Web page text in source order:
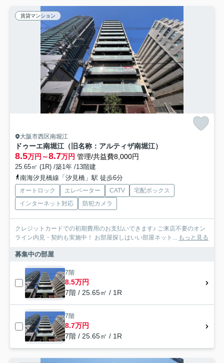
賃貸マンション
大阪市西区南堀江
ドゥーエ南堀江（旧名称：アルティザ南堀江）
8.5万円～8.7万円 管理/共益費8,000円
25.65㎡ (1R) /築1年 /13階建
南海汐見橋線「汐見橋」駅 徒歩6分
オートロック エレベーター CATV
宅配ボックス
インターネット対応
防犯カメラ
クレジットカードでの初期費用のお支払いできます♪ ご来店不要のオン
ライン内見・契約も実施中！ お部屋探しはいい部屋ネット... もっと見る
募集中の部屋
7階
8.5万円
7階 / 25.65㎡ / 1R
7階
8.7万円
7階 / 25.65㎡ / 1R